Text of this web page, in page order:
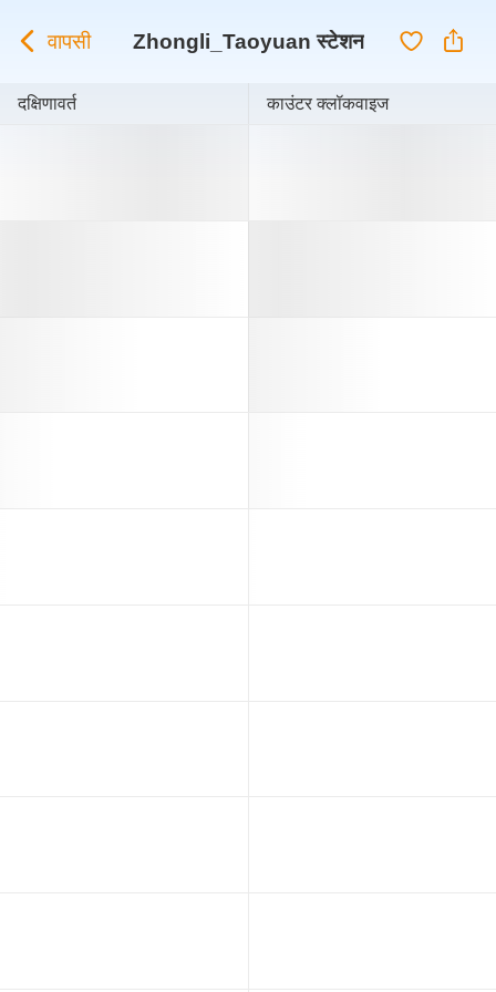
वापसी Zhongli_Taoyuan स्टेशन
दक्षिणावर्त काउंटर क्लॉकवाइज